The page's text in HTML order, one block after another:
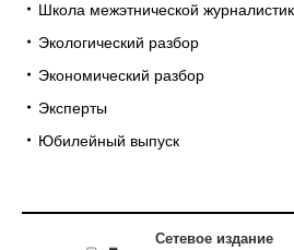
Школа межэтнической
Экологический разбор
Экономический разбор
Эксперты
Юбилейный выпуск
Сетевое издание